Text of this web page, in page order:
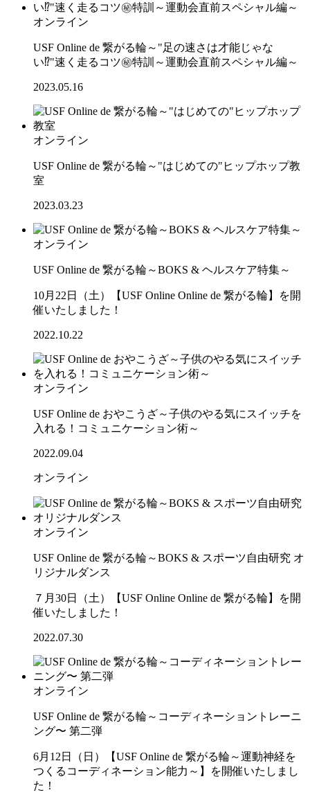
オンライン
USF Online de 繋がる輪～"足の速さは才能じゃな
い⁉"速く走るコツ㊙特訓～運動会直前スペシャル編～
2023.05.16
オンライン
USF Online de 繋がる輪～"はじめての"ヒップホップ教
室
2023.03.23
オンライン
USF Online de 繋がる輪～BOKS & ヘルスケア特集～
10月22日（土）【USF Online Online de 繋がる輪】を開
催いたしました！
2022.10.22
オンライン
USF Online de おやこうざ～子供のやる気にスイッチを
入れる！コミュニケーション術～
2022.09.04
オンライン
オンライン
USF Online de 繋がる輪～BOKS & スポーツ自由研究 オ
リジナルダンス
７月30日（土）【USF Online Online de 繋がる輪】を開
催いたしました！
2022.07.30
オンライン
USF Online de 繋がる輪～コーディネーショントレーニ
ング〜 第二弾
6月12日（日）【USF Online de 繋がる輪～運動神経を
つくるコーディネーション能力～】を開催いたしまし
た！